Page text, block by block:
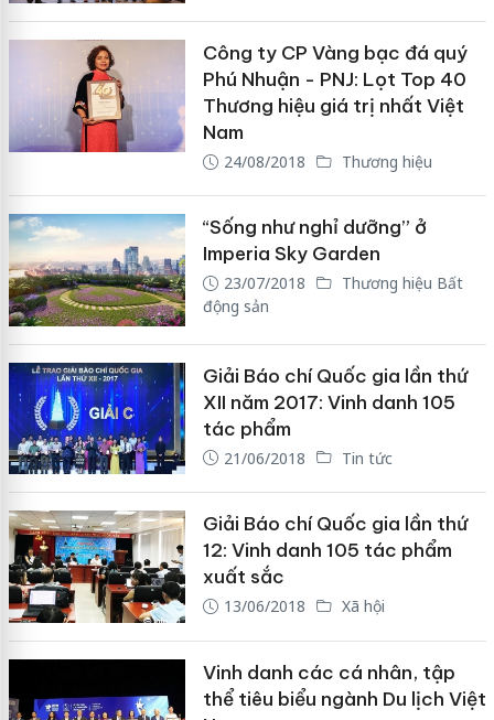
Công ty CP Vàng bạc đá quý
Phú Nhuận - PNJ: Lọt Top 40
Thương hiệu giá trị nhất Việt
Nam
24/08/2018 Thương hiệu
“Sống như nghỉ dưỡng” ở
Imperia Sky Garden
23/07/2018
Thương hiệu Bất
động sản
Giải Báo chí Quốc gia lần thứ
XII năm 2017: Vinh danh 105
tác phẩm
21/06/2018 Tin tức
Giải Báo chí Quốc gia lần thứ
12: Vinh danh 105 tác phẩm
xuất sắc
13/06/2018 Xã hội
Vinh danh các cá nhân, tập
thể tiêu biểu ngành Du lịch Việt